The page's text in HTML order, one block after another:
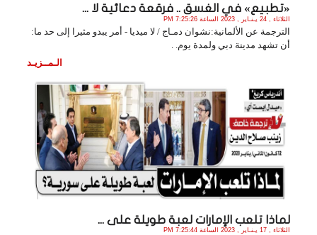
«تطبيع» في الغسق .. فرقعة دعائية لا ...
الثلاثاء , 24 يـنـاير , 2023 الساعة 7:25:26 PM
الترجمة عن الألمانية:نشوان دمـاج / لا ميديا - أمر يبدو مثيرا إلى حد ما:
أن تشهد مدينة دبي ولمدة يوم. .
الـمــزيـد
لماذا تلعب الإمارات لعبة طويلة على ...
الثلاثاء , 17 يـنـاير , 2023 الساعة 7:25:44 PM